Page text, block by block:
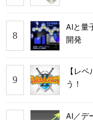
AIと量
開発
【レ
う！
AI／デ